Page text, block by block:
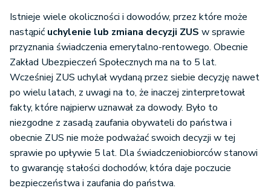
Istnieje wiele okoliczności i dowodów, przez które może
nastąpić uchylenie lub zmiana decyzji ZUS w sprawie
przyznania świadczenia emerytalno-rentowego. Obecnie
Zakład Ubezpieczeń Społecznych ma na to 5 lat.
Wcześniej ZUS uchylał wydaną przez siebie decyzję nawet
po wielu latach, z uwagi na to, że inaczej zinterpretował
fakty, które najpierw uznawał za dowody. Było to
niezgodne z zasadą zaufania obywateli do państwa i
obecnie ZUS nie może podważać swoich decyzji w tej
sprawie po upływie 5 lat. Dla świadczeniobiorców stanowi
to gwarancję stałości dochodów, która daje poczucie
bezpieczeństwa i zaufania do państwa.